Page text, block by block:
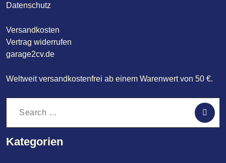
Datenschutz
Versandkosten
Vertrag widerrufen
garage2cv.de
Weltweit versandkostenfrei ab einem Warenwert von 50 €.
Search
Kategorien